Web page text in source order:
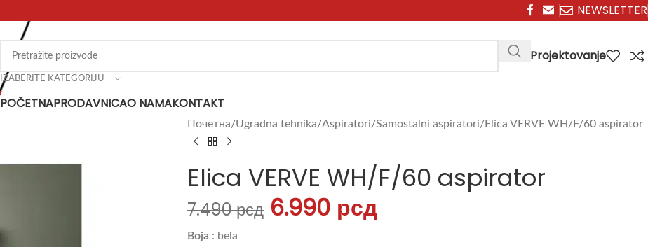
NEWSLETTER
IZABERITE KATEGORIJU
Projektovanje
POČETNAPRODAVNICAO NAMAKONTAKT
Почетна Ugradna tehnika Aspiratori Samostalni aspiratori Elica VERVE WH/F/60 aspirator
Elica VERVE WH/F/60 aspirator
7.490рсд 6.990 рсд
Boja : bela